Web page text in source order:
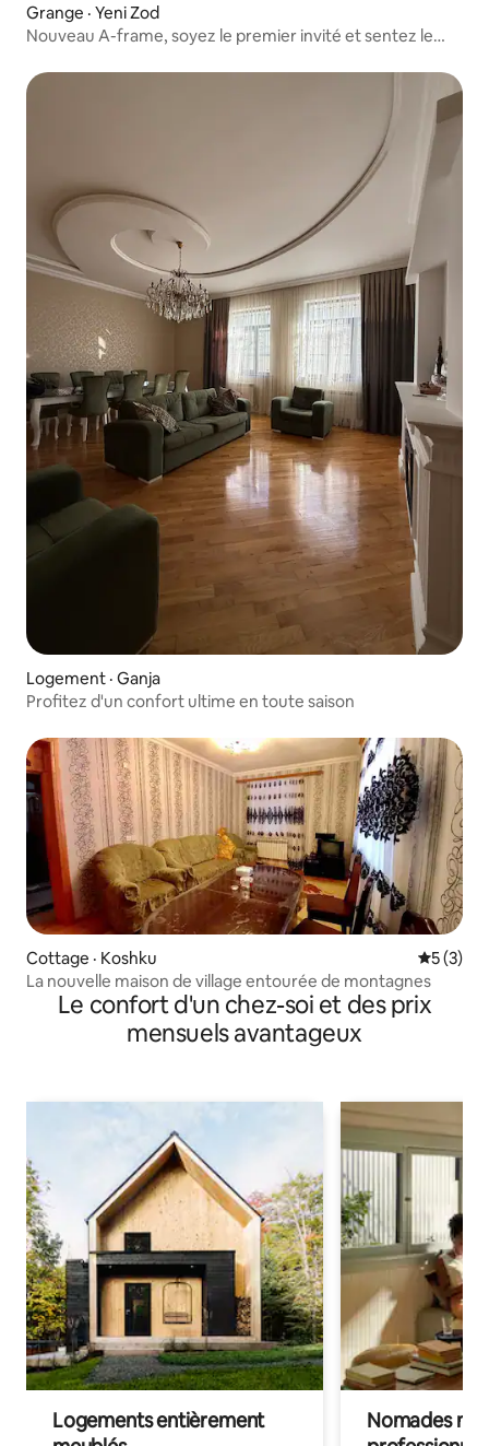
Grange · Yeni Zod
Nouveau A-frame, soyez le premier invité et sentez le
Logement · Ganja
Profitez d'un confort ultime en toute saison
Cottage · Koshku Note
5 (3)
La nouvelle maison de village entourée de montagnes
Le confort d'un chez-soi et des prix
mensuels avantageux
Logements entièrement
Nomades